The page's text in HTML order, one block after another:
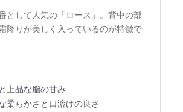
として人気の「ロース」。背中の部
降りが美しく入っているのが特徴で
上品な脂の甘み
柔らかさと口溶けの良さ